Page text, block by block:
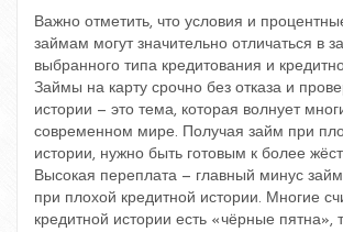
Важно отметить, что условия и
займам могут значительно отличаться в
выбранного типа кредитования и
Займы на карту срочно без отказа и
истории — это тема, которая волнует
современном мире. Получая займ при
истории, нужно быть готовым к более
Высокая переплата — главный минус
при плохой кредитной истории. Многие
кредитной истории есть «чёрные пятна»,